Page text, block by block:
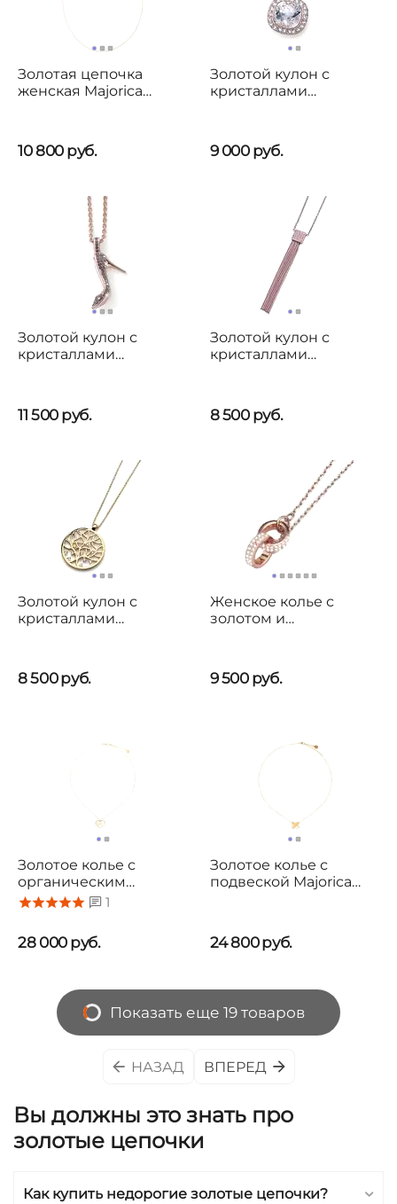
Вы должны это знать про
золотые цепочки
Как купить недорогие золотые цепочки?
Золотая цепочка
женская Majorica
10 800 руб.
Золотой кулон с
кристаллами
9 000 руб.
Золотой кулон с
кристаллами
11 500 руб.
Золотой кулон с
кристаллами
8 500 руб.
Золотой кулон с
кристаллами
8 500руб.
Женское колье с
золотом и
Weber Couple
9 500 руб.
Золотое колье с
органическим
жемчугом и сердцем
1
28 000 руб.
Золотое колье с
подвеской Majorica
24 800руб.
Показать еще 19 товаров
НАЗАД ВПЕРЕД